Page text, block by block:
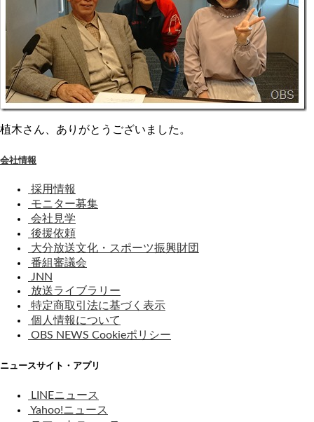
植木さん、ありがとうございました。
会社情報
採用情報
モニター募集
会社見学
後援依頼
大分放送文化・スポーツ振興財団
番組審議会
JNN
放送ライブラリー
特定商取引法に基づく表示
個人情報について
OBS NEWS Cookieポリシー
ニュースサイト・アプリ
LINEニュース
Yahoo!ニュース